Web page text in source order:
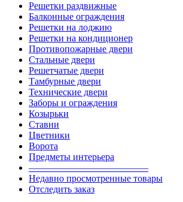
Решетки раздвижные
Балконные ограждения
Решетки на лоджию
Решетки на кондиционер
Противопожарные двери
Стальные двери
Решетчатые двери
Тамбурные двери
Технические двери
Заборы и ограждения
Козырьки
Ставни
Цветники
Ворота
Предметы интерьера
————————————–
Недавно просмотренные товары
Отследить заказ